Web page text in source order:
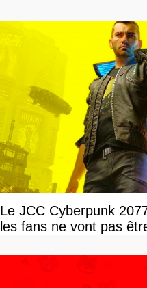
Le JCC Cyberpunk
les fans ne vont pas